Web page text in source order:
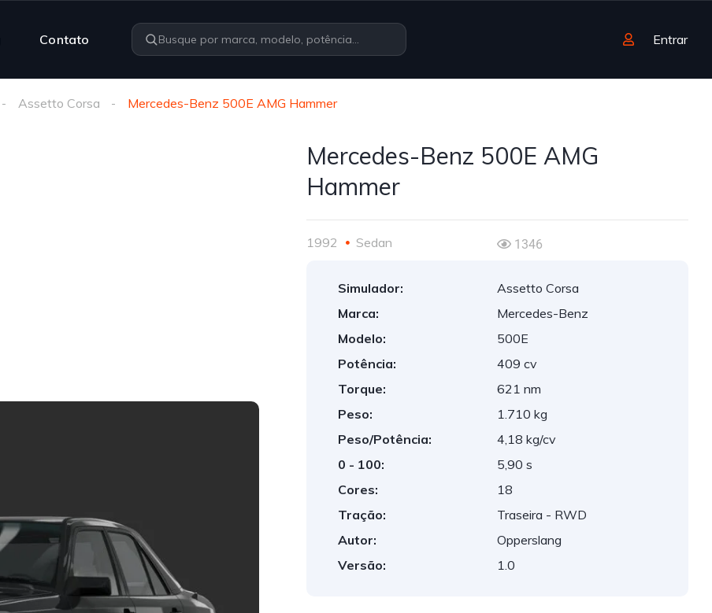
Contato Entrar
Assetto Corsa Mercedes-Benz 500E AMG Hammer
Mercedes-Benz 500E AMG
Hammer
1992 Sedan 1346
Simulador:
Assetto Corsa
Marca:
Mercedes-Benz
Modelo:
500E
Potência:
409 cv
Torque:
621 nm
Peso:
1.710 kg
Peso/Potência:
4,18 kg/cv
0 - 100:
5,90 s
Cores:
18
Tração:
Traseira - RWD
Autor:
Opperslang
Versão:
1.0